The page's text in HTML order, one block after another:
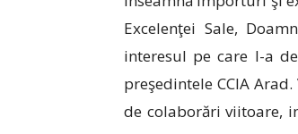
Excelenţei Sale,
interesul pe care l-a
preşedintele CCIA
de colaborări viitoare,